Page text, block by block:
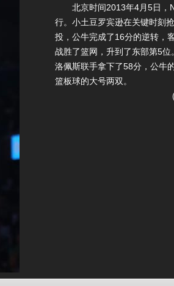
北京时间2013年4月5日，
行。小土豆罗宾逊在关键时刻
投，公牛完成了16分的逆转，
战胜了篮网，升到了东部第5位
洛佩斯联手拿下了58分，公牛
篮板球的大号两双。